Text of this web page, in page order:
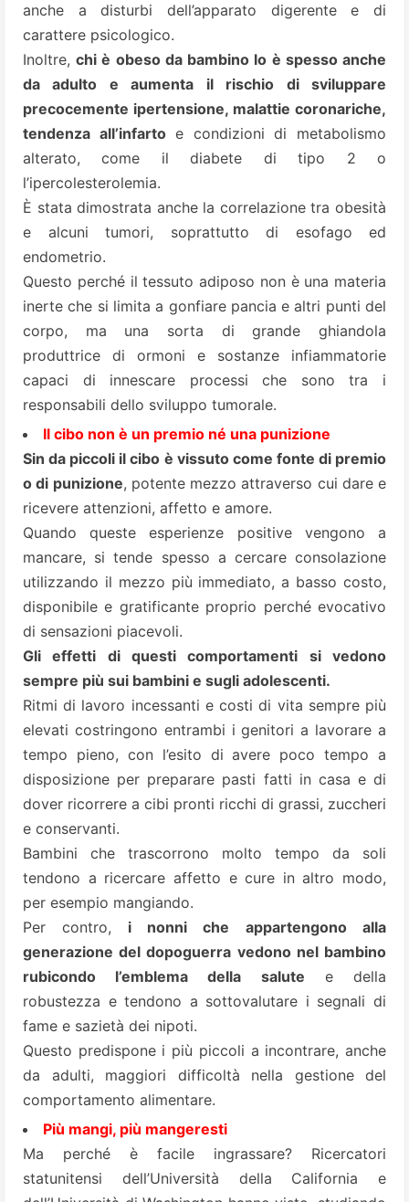
anche a disturbi dell’apparato digerente e di
carattere psicologico.
Inoltre,chi è obeso da bambino lo è spesso anche
da adulto e aumenta il rischio di sviluppare
precocemente ipertensione, malattie coronariche,
tendenza all’infartoe condizioni di metabolismo
alterato, come il diabete di tipo 2 o
l’ipercolesterolemia.
È stata dimostrata anche la correlazione tra obesità
e alcuni tumori, soprattutto di esofago ed
endometrio.
Questo perché il tessuto adiposo non è una materia
inerte che si limita a gonfiare pancia e altri punti del
corpo, ma una sorta di grande ghiandola
produttrice di ormoni e sostanze infiammatorie
capaci di innescare processi che sono tra i
responsabili dello sviluppo tumorale.
Il cibo non è un premio né una punizione
Sin da piccoli il cibo è vissuto come fonte di premio
o di punizione, potente mezzo attraverso cui dare e
ricevere attenzioni, affetto e amore.
Quando queste esperienze positive vengono a
mancare, si tende spesso a cercare consolazione
utilizzando il mezzo più immediato, a basso costo,
disponibile e gratificante proprio perché evocativo
di sensazioni piacevoli.
Gli effetti di questi comportamenti si vedono
sempre più sui bambini e sugli adolescenti.
Ritmi di lavoro incessanti e costi di vita sempre più
elevati costringono entrambi i genitori a lavorare a
tempo pieno, con l’esito di avere poco tempo a
disposizione per preparare pasti fatti in casa e di
dover ricorrere a cibi pronti ricchi di grassi, zuccheri
e conservanti.
Bambini che trascorrono molto tempo da soli
tendono a ricercare affetto e cure in altro modo,
per esempio mangiando.
Per contro, i nonni che appartengono alla
generazione del dopoguerra vedono nel bambino
rubicondo l’emblema della salute e della
robustezza e tendono a sottovalutare i segnali di
fame e sazietà dei nipoti.
Questo predispone i più piccoli a incontrare, anche
da adulti, maggiori difficoltà nella gestione del
comportamento alimentare.
Più mangi, più mangeresti
Ma perché è facile ingrassare? Ricercatori
statunitensi dell’Università della California e